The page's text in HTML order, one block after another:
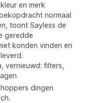
en merk
normaal
toont Sayless de
geredde
konden vinden en
vernieuwd: filters,
dingen